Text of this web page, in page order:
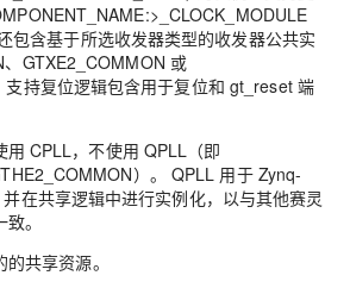
包含基于所选收发器类型的收发器公共实
GTXE2_COMMON 或
持复位逻辑包含用于复位和 gt_reset 端
CPLL，不使用 QPLL（即
）。 QPLL 用于 Zynq-
在共享逻辑中进行实例化，以与其他赛灵
。
共享资源。